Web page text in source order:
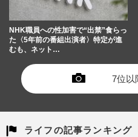
NHK職員への性加害で“出禁”食らっ
た〈5年前の番組出演者〉特定が進
むも、ネット…
7位以
ライフの記事ランキング